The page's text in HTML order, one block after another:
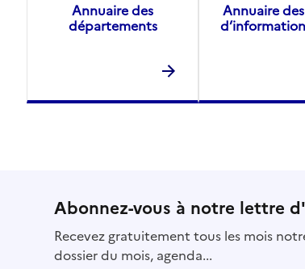
Annuaire des
départements
Annuaire
Abonnez-vous à notre lettre
Recevez gratuitement tous les mois
dossier du mois, agenda...